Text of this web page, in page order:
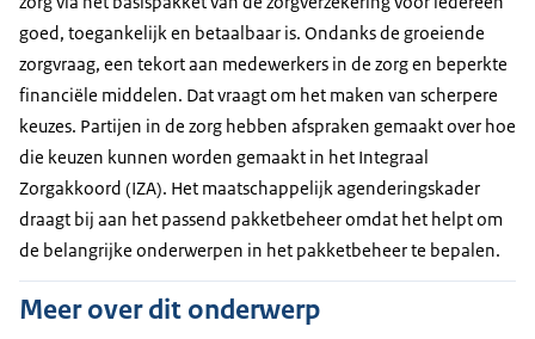
goed, toegankelijk en betaalbaar is. Ondanks de groeiende
zorgvraag, een tekort aan medewerkers in de zorg en beperkte
financiële middelen. Dat vraagt om het maken van scherpere
keuzes. Partijen in de zorg hebben afspraken gemaakt over hoe
die keuzen kunnen worden gemaakt in het Integraal
Zorgakkoord (IZA). Het maatschappelijk agenderingskader
draagt bij aan het passend pakketbeheer omdat het helpt om
de belangrijke onderwerpen in het pakketbeheer te bepalen.
Meer over dit onderwerp